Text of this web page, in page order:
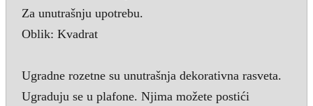
Za unutrašnju upotrebu.
Oblik: Kvadrat
Ugradne rozetne su unutrašnja dekorativna rasveta.
Ugraduju se u plafone. Njima možete postići